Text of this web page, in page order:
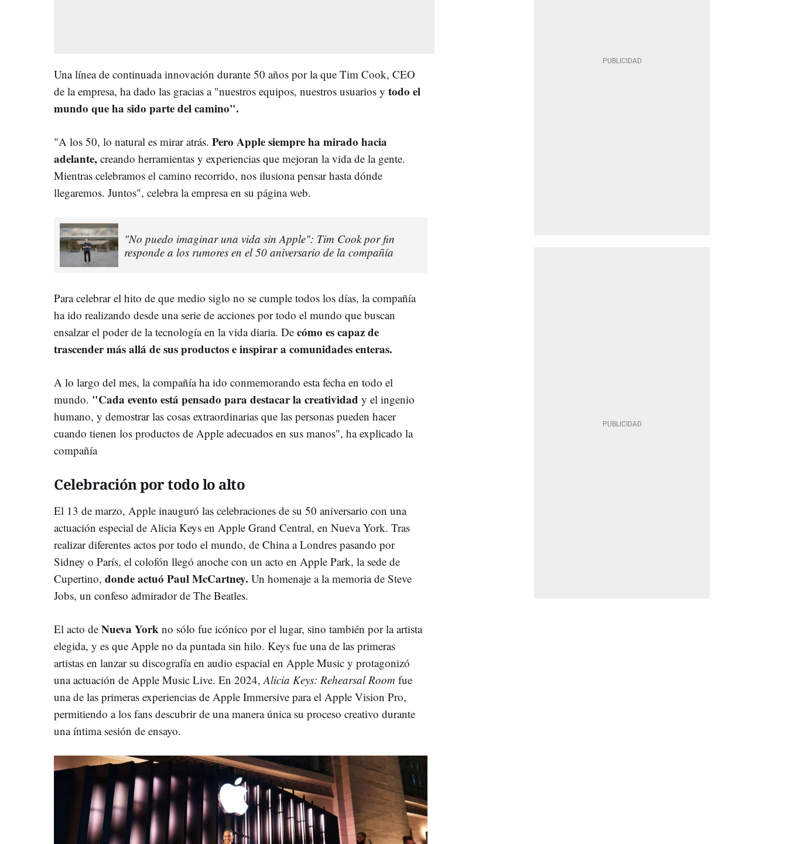
Una línea de continuada innovación durante 50 años por la que Tim Cook, CEO
de la empresa, ha dado las gracias a "nuestros equipos, nuestros usuarios y todo el
mundo que ha sido parte del camino".
"A los 50, lo natural es mirar atrás. Pero Apple siempre ha mirado hacia
adelante, creando herramientas y experiencias que mejoran la vida de la gente.
Mientras celebramos el camino recorrido, nos ilusiona pensar hasta dónde
llegaremos. Juntos", celebra la empresa en su página web.
"No puedo imaginar una vida sin Apple": Tim Cook por fin
responde a los rumores en el 50 aniversario de la compañía
Para celebrar el hito de que medio siglo no se cumple todos los días, la compañía
ha ido realizando desde una serie de acciones por todo el mundo que buscan
ensalzar el poder de la tecnología en la vida diaria. De cómo es capaz de
trascender más allá de sus productos e inspirar a comunidades enteras.
A lo largo del mes, la compañía ha ido conmemorando esta fecha en todo el
mundo. "Cada evento está pensado para destacar la creatividad y el ingenio
humano, y demostrar las cosas extraordinarias que las personas pueden hacer
cuando tienen los productos de Apple adecuados en sus manos", ha explicado la
compañía
Celebración por todo lo alto
El 13 de marzo, Apple inauguró las celebraciones de su 50 aniversario con una
actuación especial de Alicia Keys en Apple Grand Central, en Nueva York. Tras
realizar diferentes actos por todo el mundo, de China a Londres pasando por
Sidney o París, el colofón llegó anoche con un acto en Apple Park, la sede de
Cupertino, donde actuó Paul McCartney. Un homenaje a la memoria de Steve
Jobs, un confeso admirador de The Beatles.
El acto de Nueva York no sólo fue icónico por el lugar, sino también por la artista
elegida, y es que Apple no da puntada sin hilo. Keys fue una de las primeras
artistas en lanzar su discografía en audio espacial en Apple Music y protagonizó
una actuación de Apple Music Live. En 2024, Alicia Keys: Rehearsal Room fue
una de las primeras experiencias de Apple Immersive para el Apple Vision Pro,
permitiendo a los fans descubrir de una manera única su proceso creativo durante
una íntima sesión de ensayo.